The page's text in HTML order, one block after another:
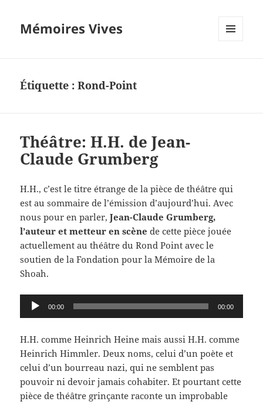
Mémoires Vives
Étiquette :Rond-Point
Théâtre: H.H. de Jean-
Claude Grumberg
H.H., c’est le titre étrange de la pièce de théâtre qui
est au sommaire de l’émission d’aujourd’hui. Avec
nous pour en parler,Jean-Claude Grumberg,
l’auteur et metteur en scène de cette pièce jouée
actuellement au théâtre du Rond Point avec le
soutien de la Fondation pour la Mémoire de la
Shoah.
Lecteur
audio
00:00 00:00
H.H. comme Heinrich Heine mais aussi H.H. comme
Heinrich Himmler. Deux noms, celui d’un poète et
celui d’un bourreau nazi, qui ne semblent pas
pouvoir ni devoir jamais cohabiter. Et pourtant cette
pièce de théâtre grinçante raconte un improbable